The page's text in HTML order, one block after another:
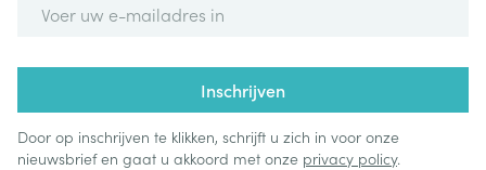
Inschrijven
Door op inschrijven te klikken, schrijft u zich in voor onze
nieuwsbrief en gaat u akkoord met onze privacy policy.